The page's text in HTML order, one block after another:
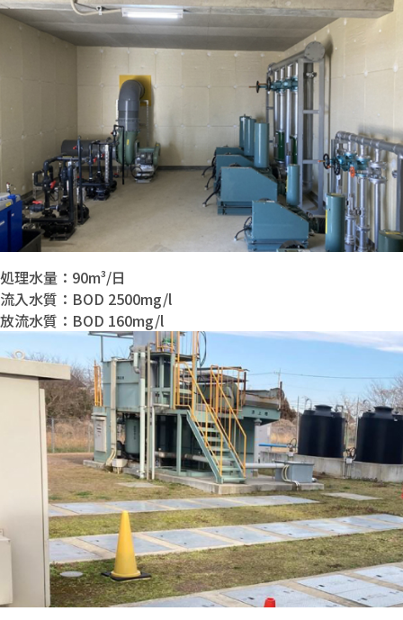
処理水量：90m³/日
流入水質：BOD 2500mg/l
放流水質：BOD 160mg/l